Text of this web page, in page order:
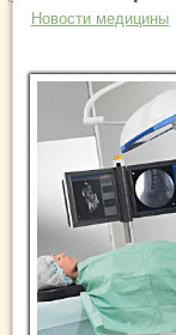
Новости медицины